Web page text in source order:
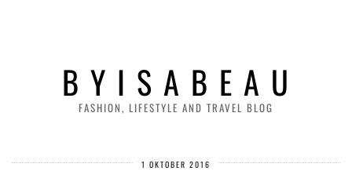
B Y I S A B E A U
FASHION, LIFESTYLE AND TRAVEL BLOG
1 OKTOBER 2016